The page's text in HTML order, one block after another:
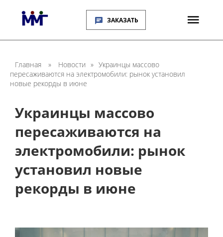
ЗАКАЗАТЬ
Главная » Новости » Украинцы массово
пересаживаются на электромобили: рынок установил
новые рекорды в июне
Украинцы массово
пересаживаются на
электромобили: рынок
установил новые
рекорды в июне